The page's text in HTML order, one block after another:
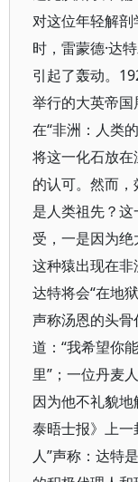
对这位年轻解
时，雷蒙德·达
引起了轰动。
举行的大英帝
在“非洲：人类
将这一化石放
的认可。然而
是人类祖先？
受，一是因为
这种猿出现在非
达特将会“在地
声称汤恩的头
道：“我希望你
里”；一位丹麦
因为他不礼貌
泰晤士报》上
人”声称：达特